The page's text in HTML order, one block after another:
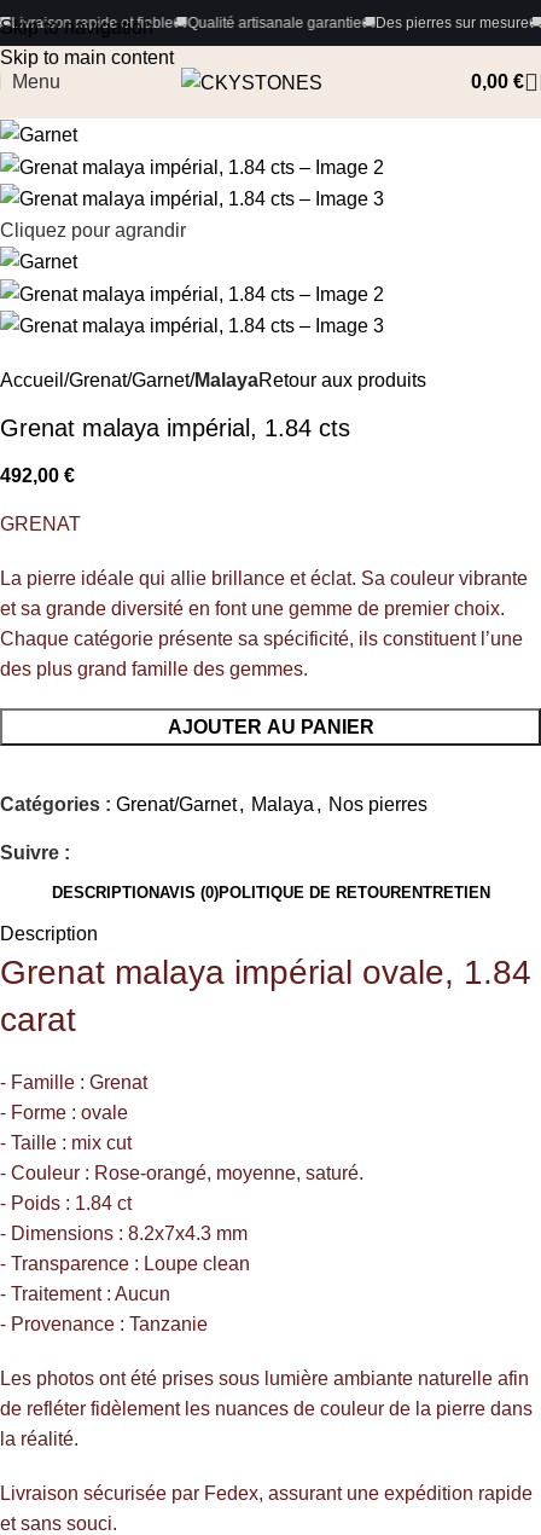
Skip to navigation
Skip to main content
et fiable🚚Qualité artisanale garantie🚚Des pierres sur mesure🚚 Paiements
Menu 0,00 €
Cliquez pour agrandir
Accueil Grenat/Garnet MalayaRetour aux produits
Grenat malaya impérial, 1.84 cts
492,00 €
GRENAT
La pierre idéale qui allie brillance et éclat. Sa couleur vibrante
et sa grande diversité en font une gemme de premier choix.
Chaque catégorie présente sa spécificité, ils constituent l’une
des plus grand famille des gemmes.
AJOUTER AU PANIER
Catégories : Grenat/Garnet, Malaya , Nos pierres
Suivre :
DESCRIPTIONAVIS (0)POLITIQUE DE RETOURENTRETIEN
Description
Grenat malaya impérial ovale, 1.84
carat
⁃ Famille : Grenat
⁃ Forme : ovale
⁃ Taille : mix cut
⁃ Couleur : Rose-orangé, moyenne, saturé.
⁃ Poids : 1.84 ct
⁃ Dimensions : 8.2x7x4.3 mm
⁃ Transparence : Loupe clean
⁃ Traitement : Aucun
⁃ Provenance : Tanzanie
Les photos ont été prises sous lumière ambiante naturelle afin
de refléter fidèlement les nuances de couleur de la pierre dans
la réalité.
Livraison sécurisée par Fedex, assurant une expédition rapide
et sans souci.